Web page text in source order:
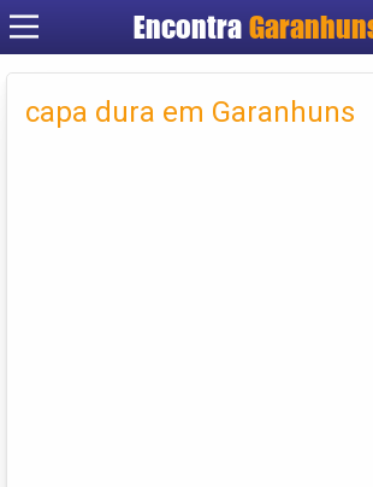
Encontra
Cadastrar
Criar conta
capa dura em Garanhuns